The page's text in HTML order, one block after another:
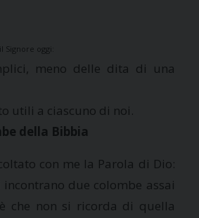
Signore oggi:
meno delle dita di una
utili a ciascuno di noi.
della Bibbia
con me la Parola di Dio:
due colombe assai
che non si ricorda di quella